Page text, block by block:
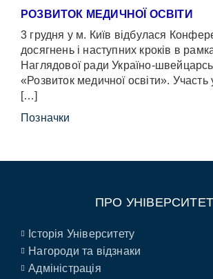
РОЗВИТОК МЕДИЧНОЇ ОСВІТИ
3 грудня у м. Київ відбулася
досягнень і наступних кроків в
Наглядової ради Україно-
«Розвиток медичної освіти». Участь
[…]
Позначки
ПРО УНІВЕРСИТЕТ
Історія Університету
Нагороди та відзнаки
Адміністрація